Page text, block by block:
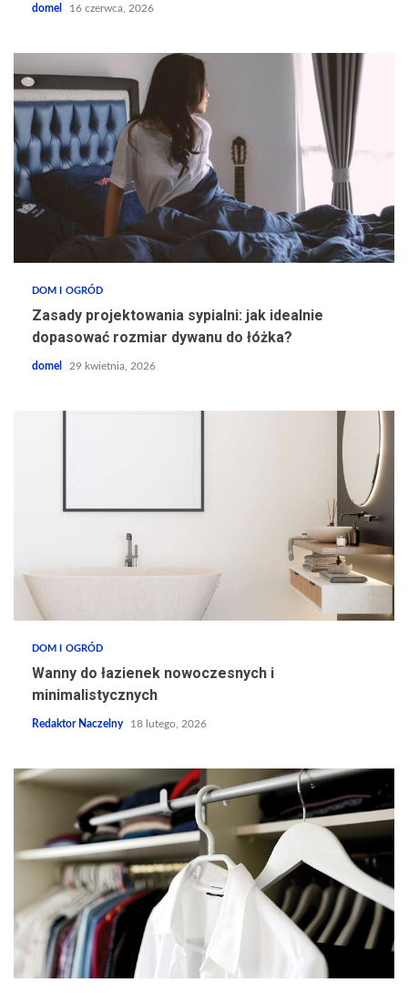
domel 16 czerwca, 2026
DOM I OGRÓD
Zasady projektowania sypialni: jak idealnie
dopasować rozmiar dywanu do łóżka?
domel 29 kwietnia, 2026
DOM I OGRÓD
Wanny do łazienek nowoczesnych i
minimalistycznych
Redaktor Naczelny 18 lutego, 2026